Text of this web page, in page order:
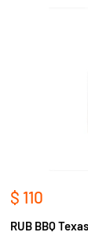
Precio
venta
$ 110
RUB BBQ